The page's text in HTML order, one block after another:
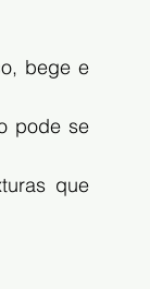
bege e
pode se
que